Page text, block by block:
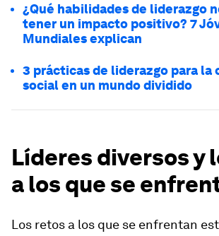
¿Qué habilidades de liderazgo
tener un impacto positivo? 7
Mundiales explican
3 prácticas de liderazgo para la
social en un mundo dividido
Líderes diversos y
a los que se
Los retos a los que se enfrentan